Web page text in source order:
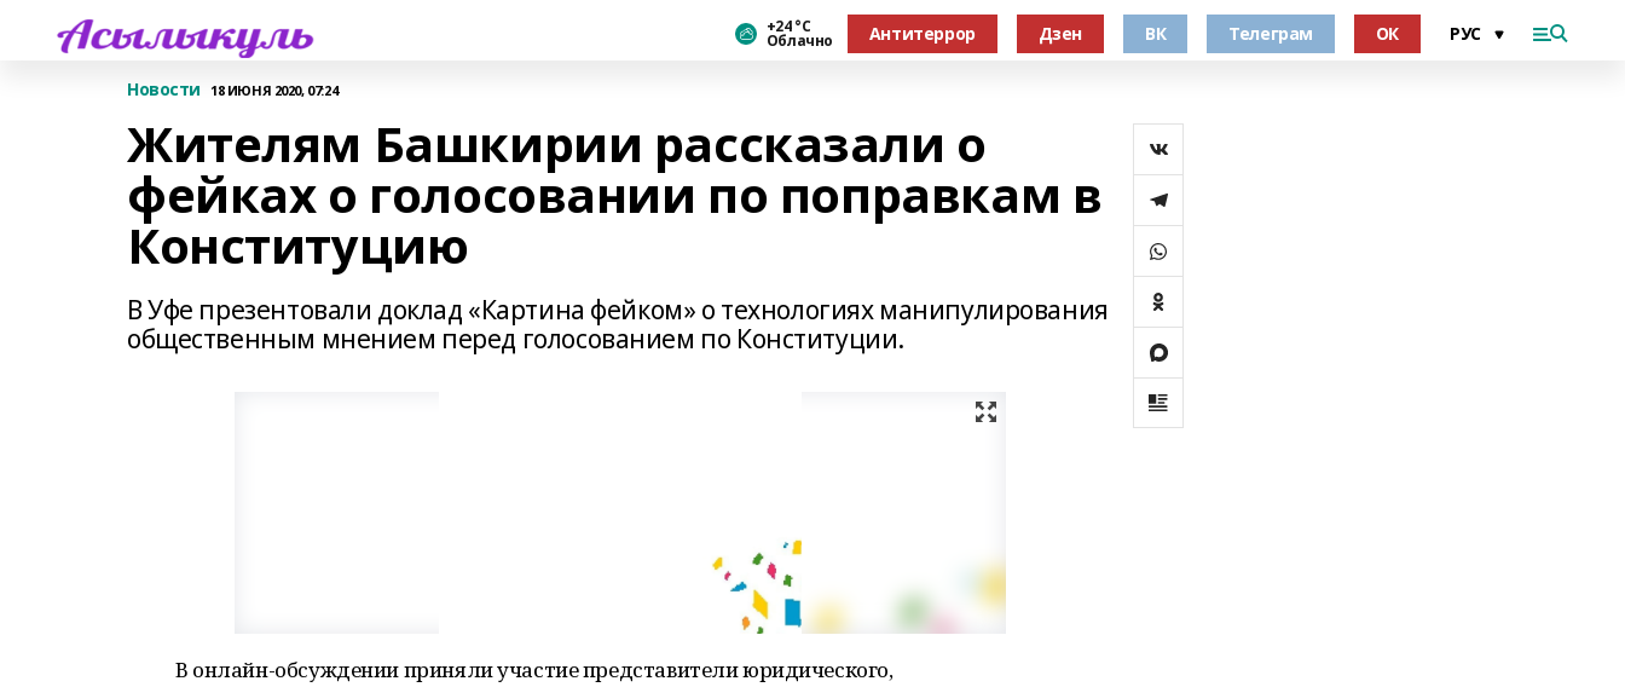
+24 °С
Облачно Антитеррор Дзен ВК Телеграм ОК
Новости 18 ИЮНЯ 2020, 07:24
Жителям Башкирии рассказали о
фейках о голосовании по поправкам в
Конституцию
В Уфе презентовали доклад «Картина фейком» о технологиях манипулирования
общественным мнением перед голосованием по Конституции.
В онлайн-обсуждении приняли участие представители юридического,